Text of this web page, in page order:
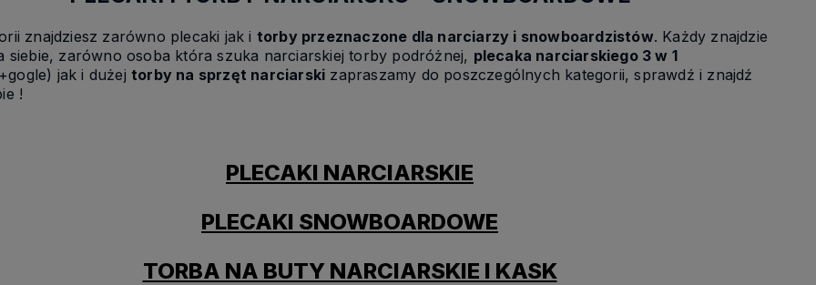
znajdziesz zarówno plecaki jak i torby przeznaczone dla narciarzy i snowboardzistów. Każdy znajdzie
siebie, zarówno osoba która szuka narciarskiej torby podróżnej, plecaka narciarskiego 3 w 1
jak i dużej torby na sprzęt narciarski zapraszamy do poszczególnych kategorii, sprawdź i znajdź
!
PLECAKI NARCIARSKIE
PLECAKI SNOWBOARDOWE
TORBA NA BUTY NARCIARSKIE I KASK